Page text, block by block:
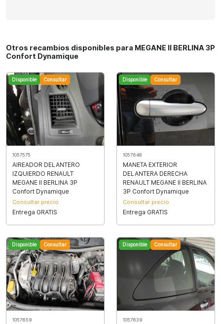
Otros recambios disponibles para MEGANE II BERLINA 3P
Confort Dynamique
Disponible Consultar
1057575
AIREADOR DELANTERO
IZQUIERDO RENAULT
MEGANE II BERLINA 3P
Confort Dynamique
Consultar precio
Entrega GRATIS
Disponible Consultar
1057648
MANETA EXTERIOR
DELANTERA DERECHA
RENAULT MEGANE II BERLINA
3P Confort Dynamique
Consultar precio
Entrega GRATIS
Disponible Consultar
1057659
Disponible Consultar
1057639